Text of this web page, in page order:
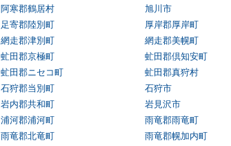
阿寒郡鶴居村 旭川市
足寄郡陸別町 厚岸郡厚岸町
網走郡津別町 網走郡美幌町
虻田郡京極町 虻田郡倶知安町
虻田郡ニセコ町 虻田郡真狩村
石狩郡当別町 石狩市
岩内郡共和町 岩見沢市
浦河郡浦河町 雨竜郡雨竜町
雨竜郡北竜町 雨竜郡幌加内町